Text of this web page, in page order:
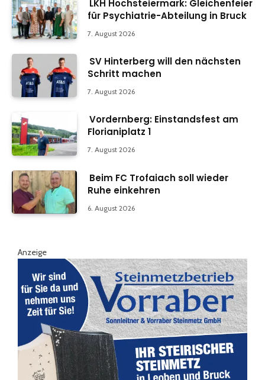
LKH Hochsteiermark: Gleichenfeier
für Psychiatrie-Abteilung in Bruck
7. August 2026
SV Hinterberg will den nächsten
Schritt machen
7. August 2026
Vordernberg: Einstandsfest am
Florianiplatz 1
7. August 2026
Beim FC Trofaiach soll wieder
Ruhe einkehren
6. August 2026
Anzeige